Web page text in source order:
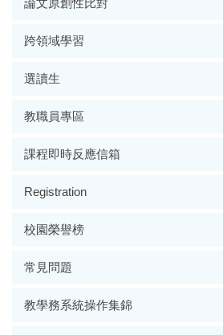
論文原創性比對
跨領域學習
選讀生
教職員專區
課程即時反應信箱
Registration
校園榮譽榜
常見問題
教學務系統操作集錦